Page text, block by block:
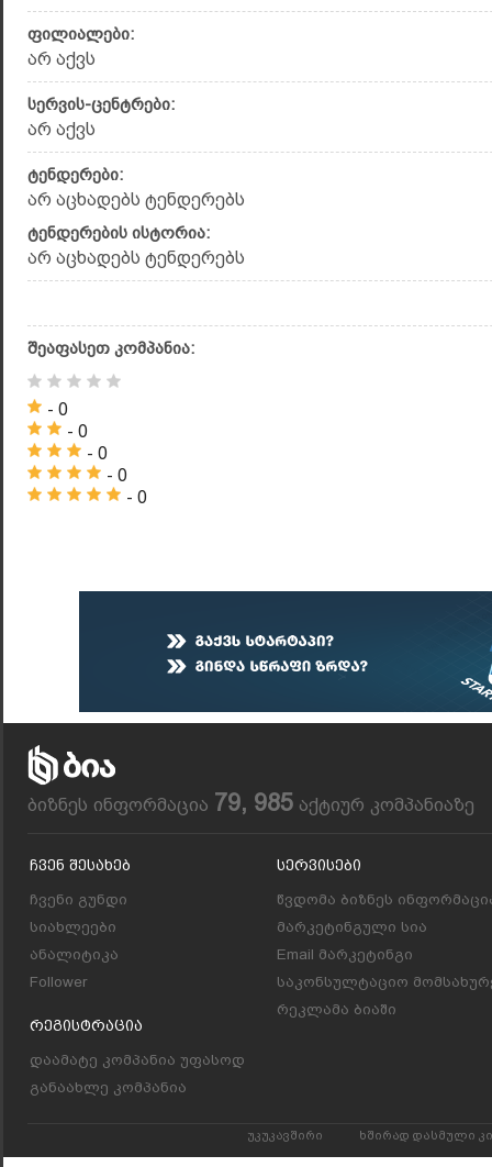
ფილიალები:
არ აქვს
სერვის-ცენტრები:
არ აქვს
ტენდერები:
არ აცხადებს ტენდერებს
ტენდერების ისტორია:
არ აცხადებს ტენდერებს
შეაფასეთ კომპანია:
- 0
- 0
- 0
- 0
- 0
ბიზნეს ინფორმაცია 79, 985 აქტიურ კომპანიაზე
Ჩვენ Შესახებ
ჩვენი გუნდი
სიახლეები
ანალიტიკა
Follower
Რეგისტრაცია
დაამატე კომპანია უფასოდ
განაახლე კომპანია
Სერვისები
წვდომა ბიზნეს
მარკეტინგული სია
Email მარკეტინგი
საკონსულტაციო
რეკლამა ბიაში
უკუკავშირი ხშირად დასმული